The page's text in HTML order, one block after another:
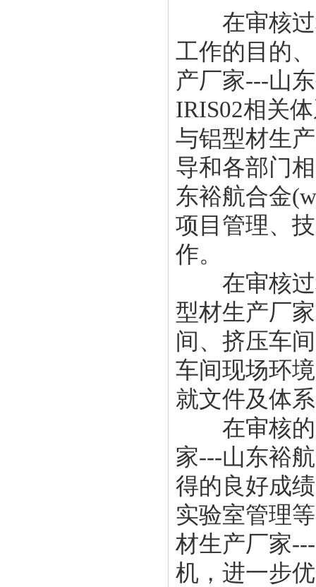
在审核过
工作的目的
产厂家---山
IRIS02相关
与铝型材生
导和各部门
东裕航合金(
项目管理、
作。
在审核过
型材生产厂
间、挤压车
车间现场环
就文件及体
在审核的
家---山东裕
得的良好成
实验室管理
材生产厂家
机，进一步